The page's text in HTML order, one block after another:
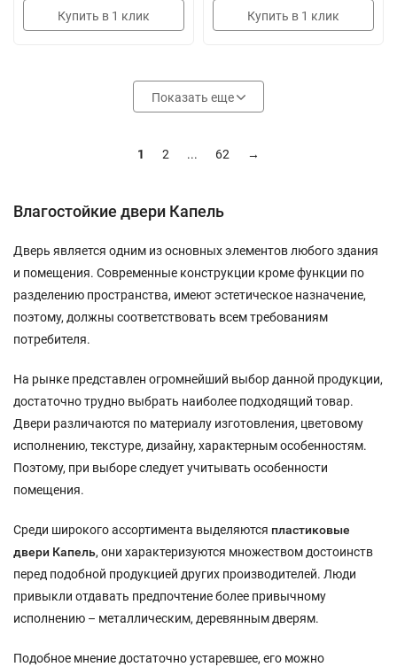
Купить в 1 клик Купить в 1 клик
Показать еще
1 2 ... 62 →
Влагостойкие двери Капель
Дверь является одним из основных элементов любого здания
и помещения. Современные конструкции кроме функции по
разделению пространства, имеют эстетическое назначение,
поэтому, должны соответствовать всем требованиям
потребителя.
На рынке представлен огромнейший выбор данной продукции,
достаточно трудно выбрать наиболее подходящий товар.
Двери различаются по материалу изготовления, цветовому
исполнению, текстуре, дизайну, характерным особенностям.
Поэтому, при выборе следует учитывать особенности
помещения.
Среди широкого ассортимента выделяются пластиковые
двери Капель, они характеризуются множеством достоинств
перед подобной продукцией других производителей. Люди
привыкли отдавать предпочтение более привычному
исполнению – металлическим, деревянным дверям.
Подобное мнение достаточно устаревшее, его можно